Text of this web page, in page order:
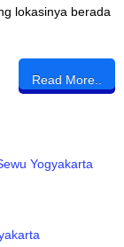
lokasinya berada
Read More..
Yogyakarta